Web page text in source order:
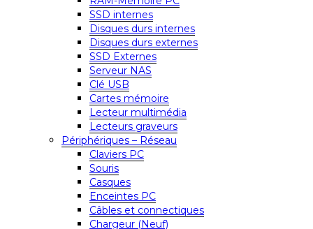
SSD internes
Disques durs internes
Disques durs externes
SSD Externes
Serveur NAS
Clé USB
Cartes mémoire
Lecteur multimédia
Lecteurs graveurs
Périphériques – Réseau
Claviers PC
Souris
Casques
Enceintes PC
Câbles et connectiques
Chargeur (Neuf)